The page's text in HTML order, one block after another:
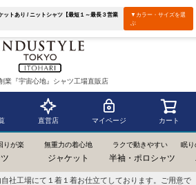
業『宇宙心地』シャツ工場直販店
直営店 マイページ カート
りが楽 無重力の着心地
ジャケット
ラクで動きやすい
半袖・ポロシャツ
眠り
社工場にて１着１着お仕立てしております。ご用意で
ットあり / ニットシャツ【最短１～最長３営業
▼カラー・サイズを選
ぶ